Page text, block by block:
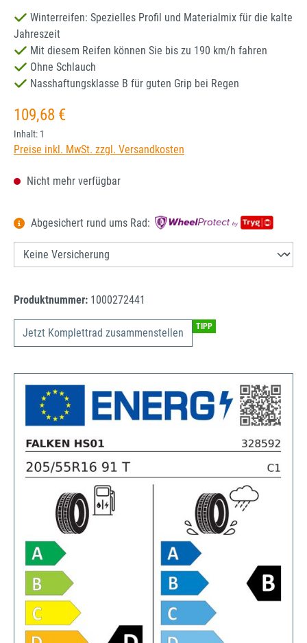
Winterreifen: Spezielles Profil und Materialmix für die kalte
Jahreszeit
Mit diesem Reifen können Sie bis zu 190 km/h fahren
Ohne Schlauch
Nasshaftungsklasse B für guten Grip bei Regen
Regulärer Preis:
109,68 €
Inhalt: 1
Preise inkl. MwSt. zzgl. Versandkosten
Nicht mehr verfügbar
Abgesichert rund ums Rad:
Produktnummer: 1000272441
Jetzt Komplettrad zusammenstellen TIPP